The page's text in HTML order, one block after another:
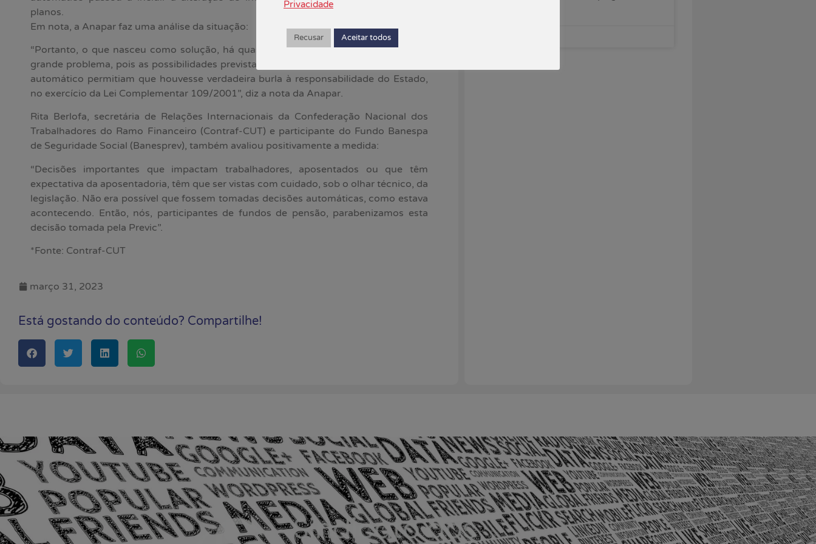
planos.
Em nota, a Anapar faz uma análise da situação:
“Portanto, o que nasceu como solução, há quase dez anos, transformou-se em um
grande problema, pois as possibilidades previstas nas atuais regras de licenciamento
automático permitiam que houvesse verdadeira burla à responsabilidade do Estado,
no exercício da Lei Complementar 109/2001”, diz a nota da Anapar.
Rita Berlofa, secretária de Relações Internacionais da Confederação Nacional dos
Trabalhadores do Ramo Financeiro (Contraf-CUT) e participante do Fundo Banespa
de Seguridade Social (Banesprev), também avaliou positivamente a medida:
“Decisões importantes que impactam trabalhadores, aposentados ou que têm
expectativa da aposentadoria, têm que ser vistas com cuidado, sob o olhar técnico, da
legislação. Não era possível que fossem tomadas decisões automáticas, como estava
acontecendo. Então, nós, participantes de fundos de pensão, parabenizamos esta
decisão tomada pela Previc”.
*Fonte: Contraf-CUT
março 31, 2023
Está gostando do conteúdo? Compartilhe!
Privacidade
Recusar Aceitar todos